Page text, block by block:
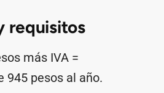
requisitos
más IVA =
945 pesos al año.